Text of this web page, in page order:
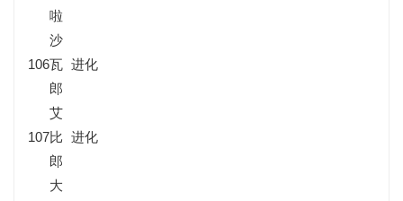
啦
106
沙
瓦
郎
进化
107
艾
比
郎
进化
大